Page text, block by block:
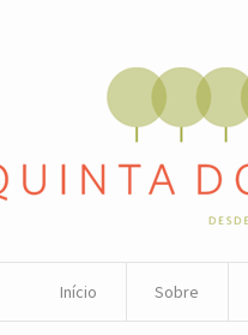
Início Sobre